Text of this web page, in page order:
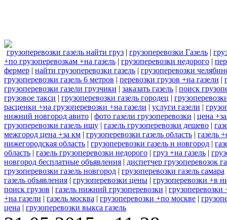
грузоперевозки газель найти груз | грузоперевозки Газель |
+по грузоперевозкам +на газель | грузоперевозки недорого |
фермер | найти грузоперевозки газель | грузоперевозки
грузоперевозки газель 6 метров | перевозки грузов +на газели |
грузоперевозки газели грузчики | заказать газель | поиск
грузовое такси | грузоперевозки газель городец |
расценки +на грузоперевозки +на газели | услуги газели |
нижний новгород авито | фото газели грузоперевозки | цена
грузоперевозки газель ищу | газель грузоперевозки дешево |
межгород цена +за км | грузоперевозки газель область | газель
нижегородская область | грузоперевозки газель н новгород |
область | газель грузоперевозки недорого | груз +на газель |
новгород бесплатные объявления | диспетчер грузоперевозок
грузоперевозки газель новгород | грузоперевозки газель самара
газель объявления | грузоперевозки цены | грузоперевозки +в
поиск грузов | газель нижний грузоперевозки | грузоперевозки
+на газели | газель москва | грузоперевозки +по москве |
цена | грузоперевозки выкса газель